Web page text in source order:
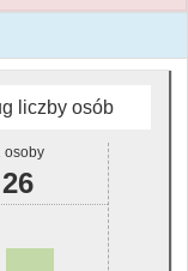
liczby osób
osoby
26